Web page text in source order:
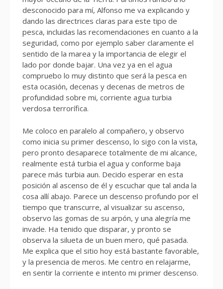
desconocido para mí, Alfonso me va explicando y
dando las directrices claras para este tipo de
pesca, incluidas las recomendaciones en cuanto a la
seguridad, como por ejemplo saber claramente el
sentido de la marea y la importancia de elegir el
lado por donde bajar. Una vez ya en el agua
compruebo lo muy distinto que será la pesca en
esta ocasión, decenas y decenas de metros de
profundidad sobre mi, corriente agua turbia
verdosa terrorífica.
Me coloco en paralelo al compañero, y observo
como inicia su primer descenso, lo sigo con la vista,
pero pronto desaparece totalmente de mi alcance,
realmente está turbia el agua y conforme baja
parece más turbia aun. Decido esperar en esta
posición al ascenso de él y escuchar que tal anda la
cosa allí abajo. Parece un descenso profundo por el
tiempo que transcurre, al visualizar su ascenso,
observo las gomas de su arpón, y una alegría me
invade. Ha tenido que disparar, y pronto se
observa la silueta de un buen mero, qué pasada.
Me explica que el sitio hoy está bastante favorable,
y la presencia de meros. Me centro en relajarme,
en sentir la corriente e intento mi primer descenso.